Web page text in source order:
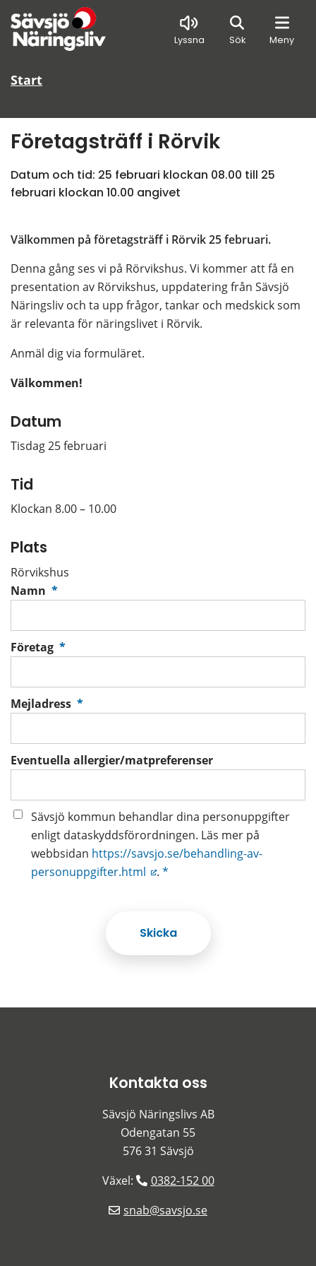
Lyssna Sök Meny
Sök
Start
Företagsträff i Rörvik
Datum och tid: 25 februari klockan 08.00 till 25
februari klockan 10.00 angivet
Välkommen på företagsträff i Rörvik 25 februari.
Denna gång ses vi på Rörvikshus. Vi kommer att få en
presentation av Rörvikshus, uppdatering från Sävsjö
Näringsliv och ta upp frågor, tankar och medskick som
är relevanta för näringslivet i Rörvik.
Anmäl dig via formuläret.
Välkommen!
Datum
Tisdag 25 februari
Tid
Klockan 8.00 – 10.00
Plats
Rörvikshus
Namn *(obligatorisk)
Företag *(obligatorisk)
Mejladress *(obligatorisk)
Eventuella allergier/matpreferenser
Sävsjö kommun behandlar dina personuppgifter
enligt dataskyddsförordningen. Läs mer på
webbsidan https://savsjo.se/behandling-av-
personuppgifter.html
. *
Kontakta oss
Sävsjö Näringslivs AB
Odengatan 55
576 31 Sävsjö
Växel:
0382-152 00
snab@savsjo.se